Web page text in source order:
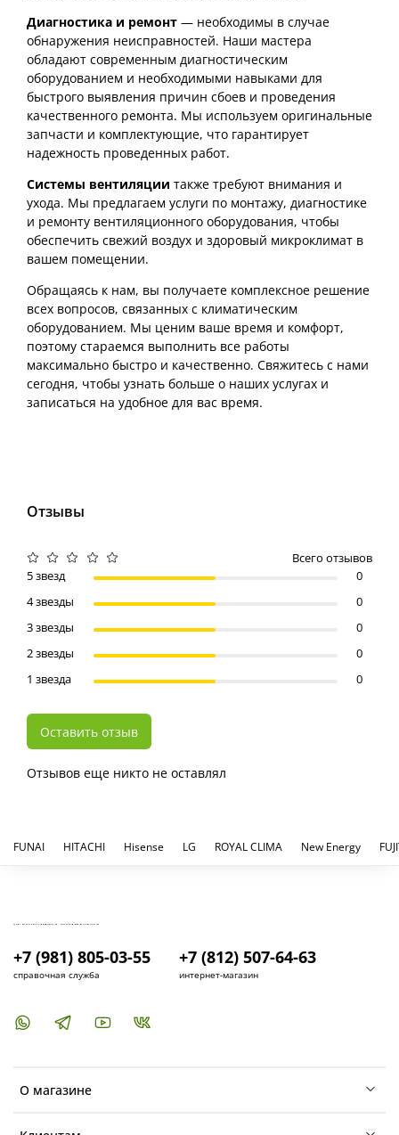
Диагностика и ремонт — необходимы в случае
обнаружения неисправностей. Наши мастера
обладают современным диагностическим
оборудованием и необходимыми навыками для
быстрого выявления причин сбоев и проведения
качественного ремонта. Мы используем оригинальные
запчасти и комплектующие, что гарантирует
надежность проведенных работ.
Системы вентиляции также требуют внимания и
ухода. Мы предлагаем услуги по монтажу, диагностике
и ремонту вентиляционного оборудования, чтобы
обеспечить свежий воздух и здоровый микроклимат в
вашем помещении.
Обращаясь к нам, вы получаете комплексное решение
всех вопросов, связанных с климатическим
оборудованием. Мы ценим ваше время и комфорт,
поэтому стараемся выполнить все работы
максимально быстро и качественно. Свяжитесь с нами
сегодня, чтобы узнать больше о наших услугах и
записаться на удобное для вас время.
Отзывы
Отзывов еще никто не оставлял
Всего отзывов
5 звезд
0
4 звезды
0
3 звезды
0
2 звезды
0
1 звезда
0
Оставить отзыв
FUNAI HITACHI Hisense LG ROYAL CLIMA New Energy
О магазине
+7 (981) 805-03-55
справочная служба
+7 (812) 507-64-63
интернет-магазин